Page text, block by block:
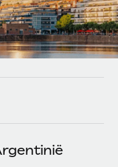
voor je team
op maat